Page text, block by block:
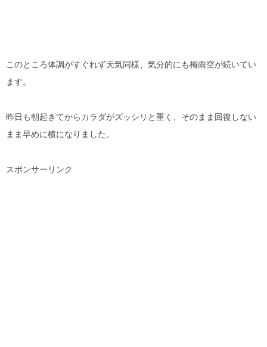
このところ体調がすぐれず天気同様、気分的にも梅雨空が続いてい
ます。
昨日も朝起きてからカラダがズッシリと重く、そのまま回復しない
まま早めに横になりました。
スポンサーリンク